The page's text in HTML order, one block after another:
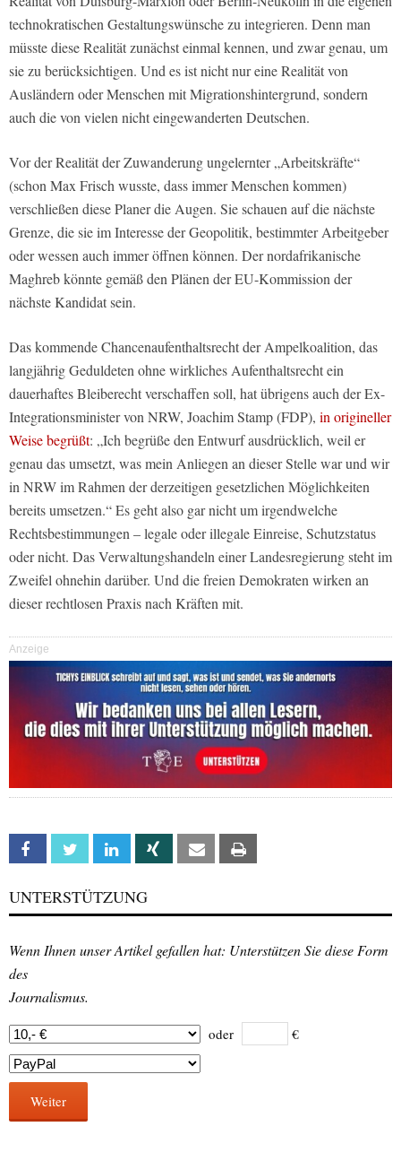
technokratischen Gestaltungswünsche zu integrieren. Denn man
müsste diese Realität zunächst einmal kennen, und zwar genau, um
sie zu berücksichtigen. Und es ist nicht nur eine Realität von
Ausländern oder Menschen mit Migrationshintergrund, sondern
auch die von vielen nicht eingewanderten Deutschen.
Vor der Realität der Zuwanderung ungelernter „Arbeitskräfte“
(schon Max Frisch wusste, dass immer Menschen kommen)
verschließen diese Planer die Augen. Sie schauen auf die nächste
Grenze, die sie im Interesse der Geopolitik, bestimmter Arbeitgeber
oder wessen auch immer öffnen können. Der nordafrikanische
Maghreb könnte gemäß den Plänen der EU-Kommission der
nächste Kandidat sein.
Das kommende Chancenaufenthaltsrecht der Ampelkoalition, das
langjährig Geduldeten ohne wirkliches Aufenthaltsrecht ein
dauerhaftes Bleiberecht verschaffen soll, hat übrigens auch der Ex-
Integrationsminister von NRW, Joachim Stamp (FDP), in origineller
Weise begrüßt: „Ich begrüße den Entwurf ausdrücklich, weil er
genau das umsetzt, was mein Anliegen an dieser Stelle war und wir
in NRW im Rahmen der derzeitigen gesetzlichen Möglichkeiten
bereits umsetzen.“ Es geht also gar nicht um irgendwelche
Rechtsbestimmungen – legale oder illegale Einreise, Schutzstatus
oder nicht. Das Verwaltungshandeln einer Landesregierung steht im
Zweifel ohnehin darüber. Und die freien Demokraten wirken an
dieser rechtlosen Praxis nach Kräften mit.
Anzeige
Facebook Twitter Linkedin Xing Email
UNTERSTÜTZUNG
Wenn Ihnen unser Artikel gefallen hat: Unterstützen Sie diese Form
des
Journalismus.
oder €
Weiter